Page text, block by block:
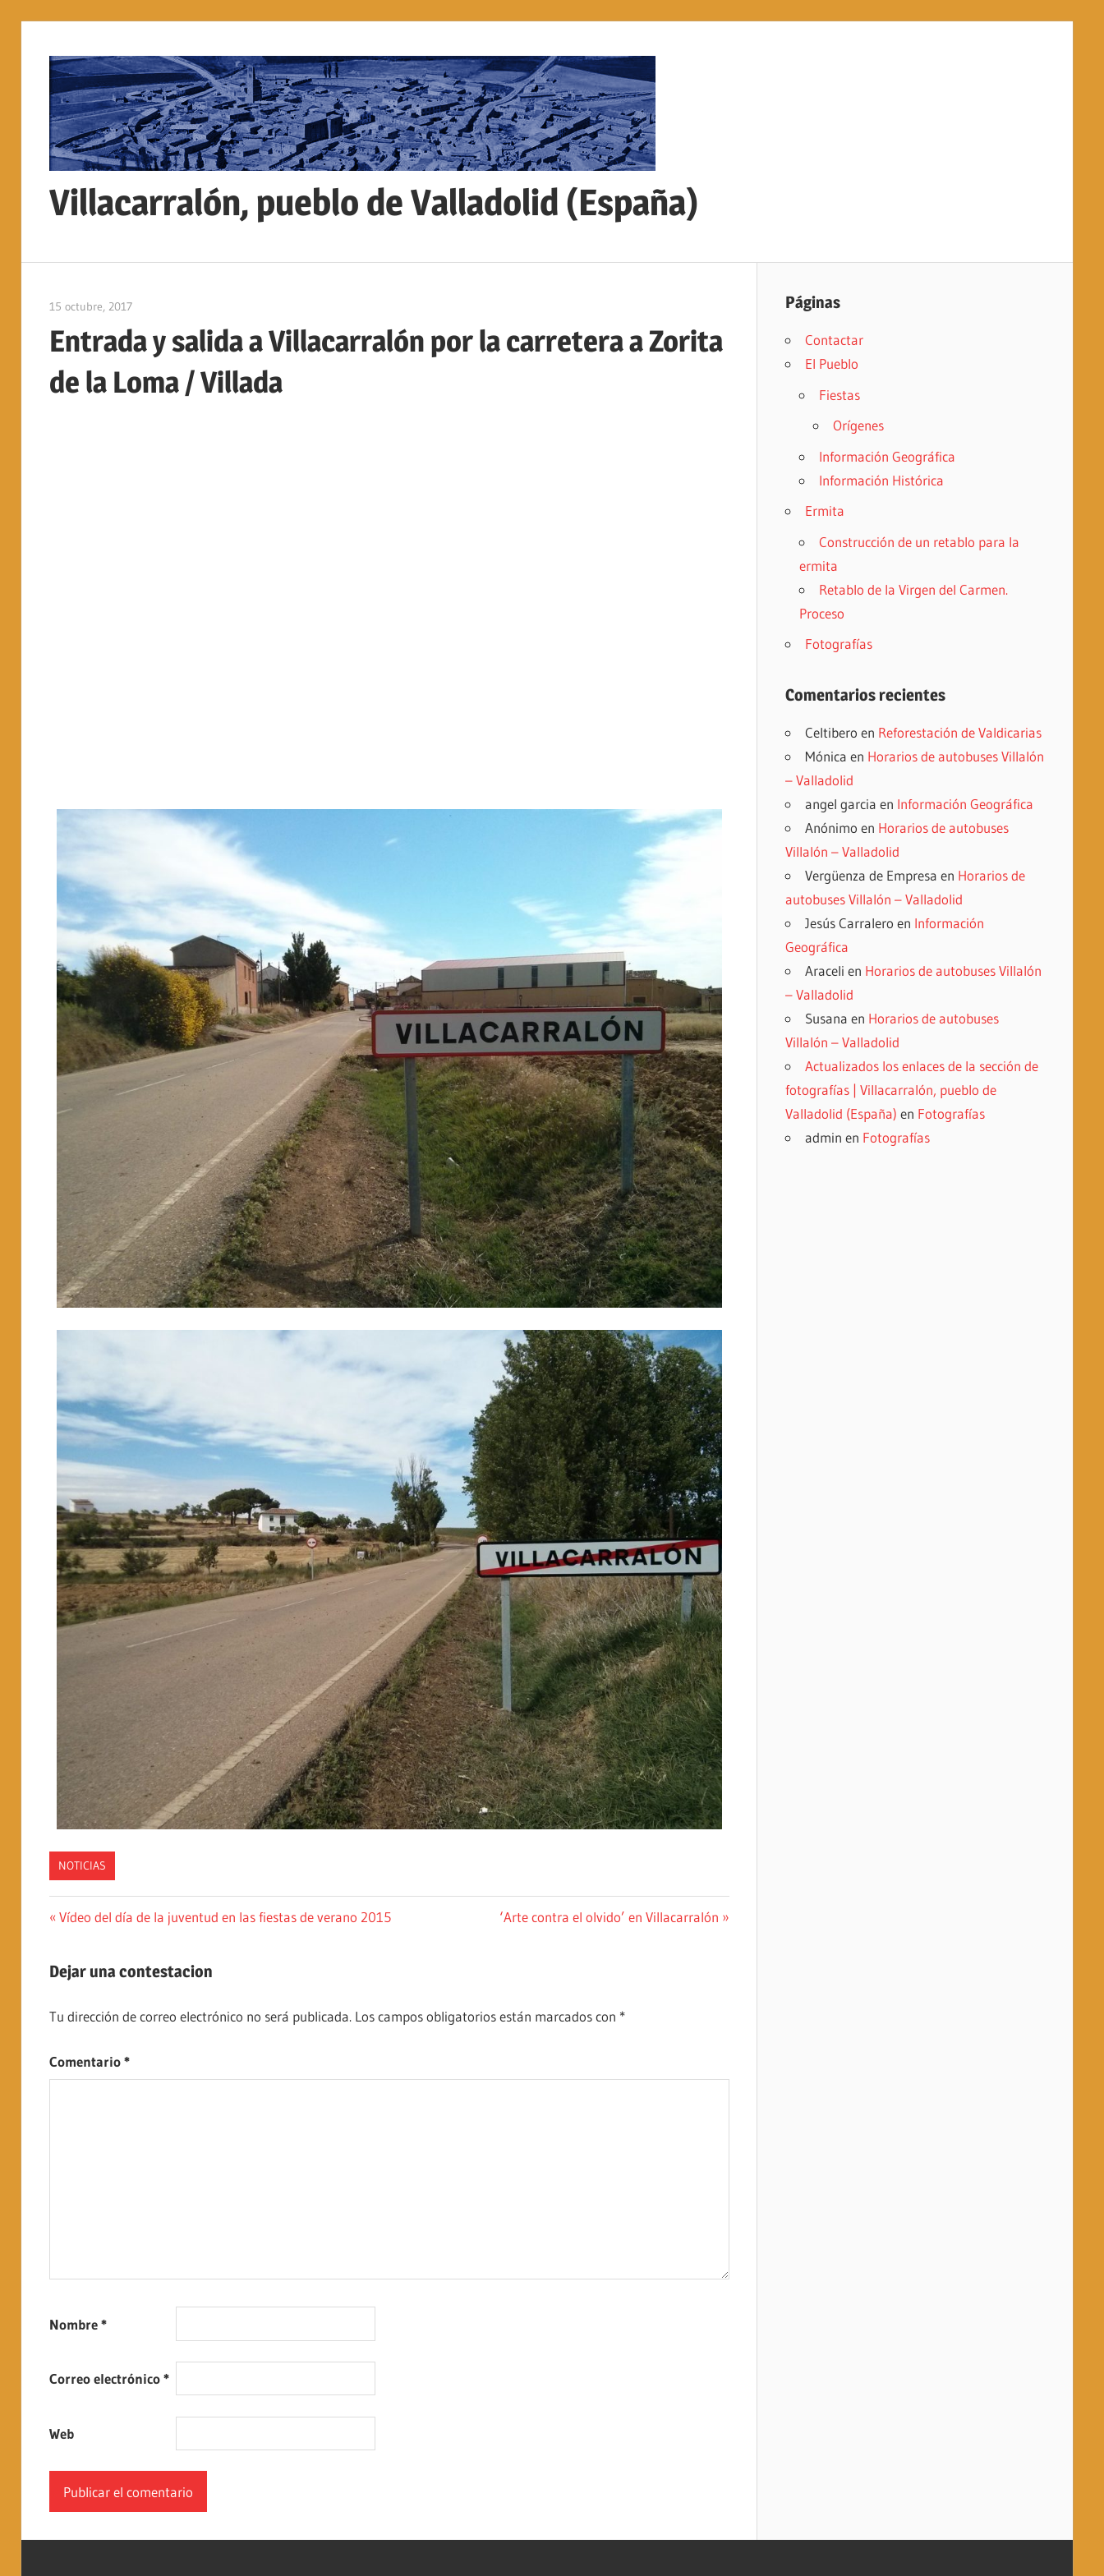
contenido
Villacarralón, pueblo de Valladolid (España)
web
la
localidad
Villacarralón,
15 octubre, 2017admin
Entrada y salida a Villacarralón por la carretera a Zorita
de la Loma / Villada
NOTICIAS
Navegación
entradas
Entrada
Vídeo del día de la juventud en las fiestas de verano 2015
Siguiente
‘Arte contra el olvido’ en Villacarralón
Dejar una contestacion
Tu dirección de correo electrónico no será publicada. Los campos obligatorios están marcados con *
Comentario*
Nombre*
Correo electrónico*
Web
Páginas
Contactar
El Pueblo
Fiestas
Orígenes
Información Geográfica
Información Histórica
Ermita
Construcción de un retablo para la
ermita
Retablo de la Virgen del Carmen.
Proceso
Fotografías
Comentarios recientes
Celtibero en Reforestación de Valdicarias
Mónica en Horarios de autobuses Villalón
– Valladolid
angel garcia en Información Geográfica
Anónimo en Horarios de autobuses
Villalón – Valladolid
Vergüenza de Empresa en Horarios de
autobuses Villalón – Valladolid
Jesús Carralero en Información
Geográfica
Araceli en Horarios de autobuses Villalón
– Valladolid
Susana en Horarios de autobuses
Villalón – Valladolid
Actualizados los enlaces de la sección de
fotografías | Villacarralón, pueblo de
Valladolid (España) en Fotografías
admin en Fotografías